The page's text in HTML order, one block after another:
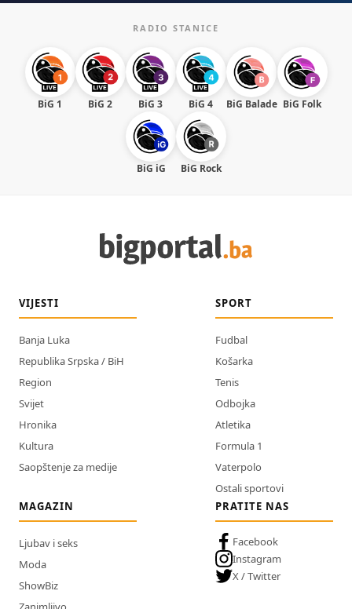
RADIO STANICE
BiG 1 BiG 2 BiG 3 BiG 4 BiG Balade BiG Folk
BiG iG BiG Rock
VIJESTI
Banja Luka
Republika Srpska / BiH
Region
Svijet
Hronika
Kultura
Saopštenje za medije
SPORT
Fudbal
Košarka
Tenis
Odbojka
Atletika
Formula 1
Vaterpolo
Ostali sportovi
MAGAZIN
Ljubav i seks
Moda
ShowBiz
PRATITE NAS
Facebook
Instagram
X / Twitter